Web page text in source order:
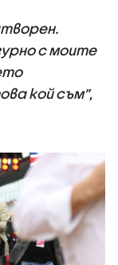
с моите
кой съм”,